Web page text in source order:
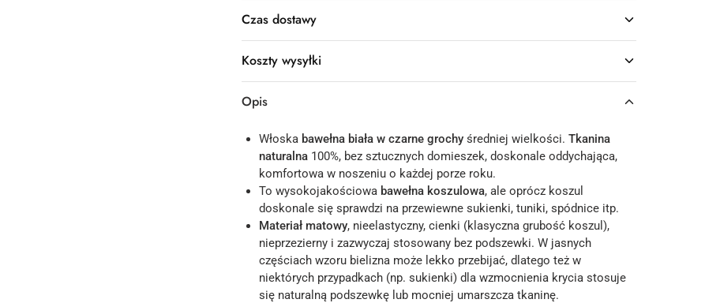
Czas dostawy
Koszty wysyłki
Opis
Włoska bawełna biała w czarne grochy średniej wielkości.Tkanina
naturalna 100%, bez sztucznych domieszek, doskonale oddychająca,
komfortowa w noszeniu o każdej porze roku.
To wysokojakościowa bawełna koszulowa, ale oprócz koszul
doskonale się sprawdzi na przewiewne sukienki, tuniki, spódnice itp.
Materiał matowy, nieelastyczny, cienki (klasyczna grubość koszul),
nieprzezierny i zazwyczaj stosowany bez podszewki. W jasnych
częściach wzoru bielizna może lekko przebijać, dlatego też w
niektórych przypadkach (np. sukienki) dla wzmocnienia krycia stosuje
się naturalną podszewkę lub mocniej umarszcza tkaninę.